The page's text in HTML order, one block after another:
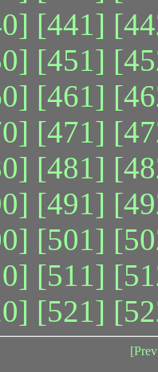
[441]
[451]
[461]
[471]
[481]
[491]
[501]
[511]
[521]